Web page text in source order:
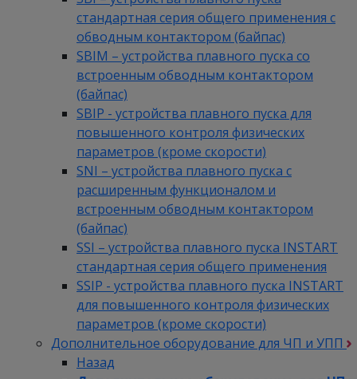
стандартная серия общего применения с
обводным контактором (байпас)
SBIM – устройства плавного пуска со
встроенным обводным контактором
(байпас)
SBIP - устройства плавного пуска для
повышенного контроля физических
параметров (кроме скорости)
SNI – устройства плавного пуска с
расширенным функционалом и
встроенным обводным контактором
(байпас)
SSI – устройства плавного пуска INSTART
стандартная серия общего применения
SSIP - устройства плавного пуска INSTART
для повышенного контроля физических
параметров (кроме скорости)
Дополнительное оборудование для ЧП и УПП
Назад